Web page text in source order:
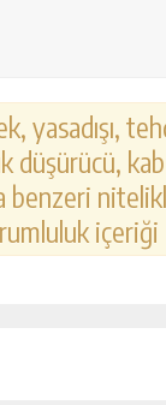
yasadışı,
düşürücü,
benzeri